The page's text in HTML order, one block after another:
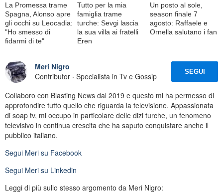
La Promessa trame
Spagna, Alonso apre
gli occhi su Leocadia:
"Ho smesso di
fidarmi di te"
Tutto per la mia
famiglia trame
turche: Sevgi lascia
la sua villa ai fratelli
Eren
Un posto al sole,
season finale 7
agosto: Raffaele e
Ornella salutano i fan
Meri Nigro
Contributor · Specialista in Tv e Gossip
SEGUI
Collaboro con Blasting News dal 2019 e questo mi ha permesso di
approfondire tutto quello che riguarda la televisione. Appassionata
di soap tv, mi occupo in particolare delle dizi turche, un fenomeno
televisivo in continua crescita che ha saputo conquistare anche il
pubblico italiano.
Segui Meri su Facebook
Segui Meri su Linkedin
Leggi di più sullo stesso argomento da Meri Nigro: